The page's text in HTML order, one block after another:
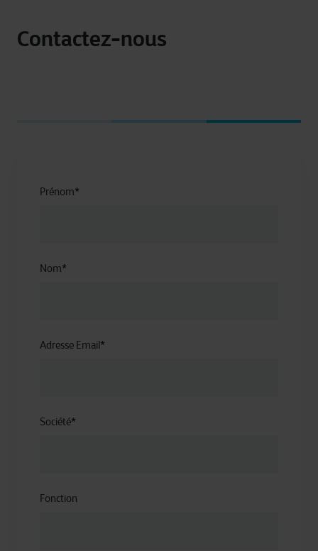
Contactez-nous
Prénom*
Nom*
Adresse Email*
Société*
Fonction